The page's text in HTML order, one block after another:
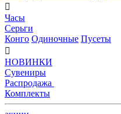

Часы
Серьги
Конго Одиночные Пусеты

НОВИНКИ
Сувениры
Распродажа
Комплекты